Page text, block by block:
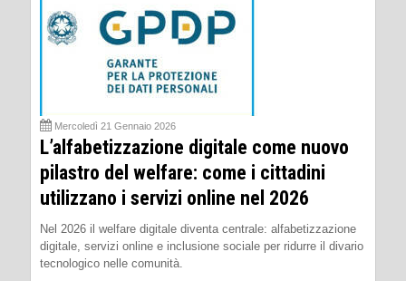
Mercoledì 21 Gennaio 2026
L’alfabetizzazione digitale come nuovo
pilastro del welfare: come i cittadini
utilizzano i servizi online nel 2026
Nel 2026 il welfare digitale diventa centrale: alfabetizzazione
digitale, servizi online e inclusione sociale per ridurre il divario
tecnologico nelle comunità.